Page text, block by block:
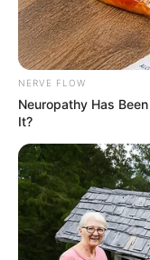
NERVE FLOW
Neuropathy Has
It?